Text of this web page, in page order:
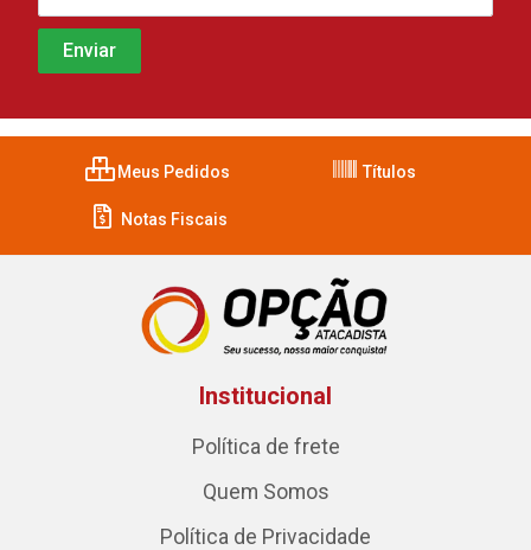
Meus Pedidos Títulos
Notas Fiscais
Institucional
Política de frete
Quem Somos
Política de Privacidade